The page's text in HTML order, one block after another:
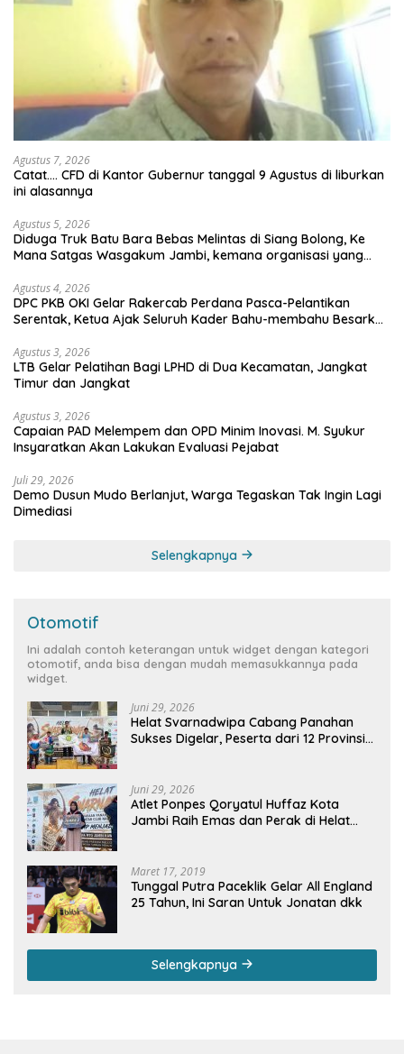
Agustus 7, 2026
Catat…. CFD di Kantor Gubernur tanggal 9 Agustus di liburkan
ini alasannya
Agustus 5, 2026
Diduga Truk Batu Bara Bebas Melintas di Siang Bolong, Ke
Mana Satgas Wasgakum Jambi, kemana organisasi yang
Agustus 4, 2026
DPC PKB OKI Gelar Rakercab Perdana Pasca-Pelantikan
Serentak, Ketua Ajak Seluruh Kader Bahu-membahu Besarkan
Agustus 3, 2026
LTB Gelar Pelatihan Bagi LPHD di Dua Kecamatan, Jangkat
Timur dan Jangkat
Agustus 3, 2026
Capaian PAD Melempem dan OPD Minim Inovasi. M. Syukur
Insyaratkan Akan Lakukan Evaluasi Pejabat
Juli 29, 2026
Demo Dusun Mudo Berlanjut, Warga Tegaskan Tak Ingin Lagi
Dimediasi
Selengkapnya
Otomotif
Ini adalah contoh keterangan untuk widget dengan kategori
otomotif, anda bisa dengan mudah memasukkannya pada
widget.
Juni 29, 2026
Helat Svarnadwipa Cabang Panahan
Sukses Digelar, Peserta dari 12 Provinsi
Juni 29, 2026
Atlet Ponpes Qoryatul Huffaz Kota
Jambi Raih Emas dan Perak di Helat
Maret 17, 2019
Tunggal Putra Paceklik Gelar All England
25 Tahun, Ini Saran Untuk Jonatan dkk
Selengkapnya